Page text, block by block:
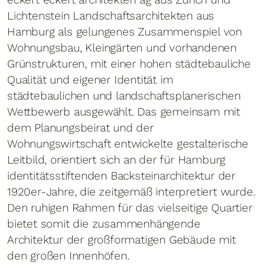
Lichtenstein Landschaftsarchitekten aus
Hamburg als gelungenes Zusammenspiel von
Wohnungsbau, Kleingärten und vorhandenen
Grünstrukturen, mit einer hohen städtebauliche
Qualität und eigener Identität im
städtebaulichen und landschaftsplanerischen
Wettbewerb ausgewählt. Das gemeinsam mit
dem Planungsbeirat und der
Wohnungswirtschaft entwickelte gestalterische
Leitbild, orientiert sich an der für Hamburg
identitätsstiftenden Backsteinarchitektur der
1920er-Jahre, die zeitgemäß interpretiert wurde.
Den ruhigen Rahmen für das vielseitige Quartier
bietet somit die zusammenhängende
Architektur der großformatigen Gebäude mit
den großen Innenhöfen.